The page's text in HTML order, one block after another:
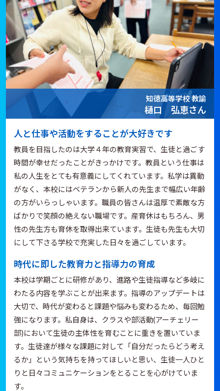
知徳高等学校 教諭
樋口 弘恵さん
人と仕事や活動をすることが大好きです
教員を目指したのは大学４年の教育実習で、生徒と過ごす
時間が幸せだったことがきっかけです。教員という仕事は
私の人生をとても有意義にしてくれています。私学は異動
がなく、本校にはベテランから新人の先生まで幅広い年齢
の方がいらっしゃいます。職員の皆さんは温厚で素敵な方
ばかりで笑顔の絶えない職場です。産育休はもちろん、男
性の先生方も育休を取得出来ています。生徒も先生も大切
にして下さる学校で充実した日々を過ごしています。
時代に即した教育力と指導力の育成
本校は学期ごとに研修があり、進路や生徒指導など多岐に
わたる内容を学ぶことが出来ます。指導のアップデートは
大切で、時代が変わると課題や悩みも変わるため、毎回勉
強になります。私自身は、クラスや部活動(アーチェリー
部)において生徒の主体性を育むことに重きを置いていま
す。生徒達が様々な課題に対して「自分だったらどう考え
るか」という気持ちを持ってほしいと思い、生徒一人ひと
りと日々コミュニケーションをとることを心がけていま
す。